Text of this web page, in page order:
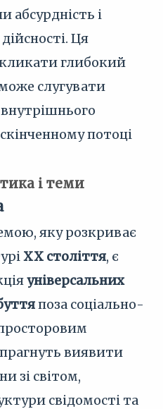
абсурдність і
Ця
глибокий
слугувати
потоці
і теми
яку розкриває
XX століття, є
універсальних
поза соціально-
виявити
зі світом,
свідомості та